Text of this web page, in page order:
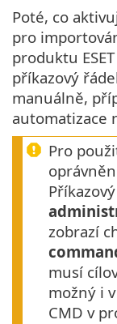
Poté, co
pro
produktu
příkazový
manuálně,
automatizace
Pro
zobrazí
musí
možný i
CMD v